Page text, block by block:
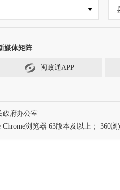
媒体矩阵
闽政通APP
政府办公室
浏览器 63版本及以上； 360